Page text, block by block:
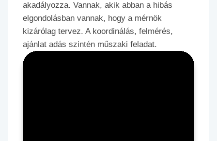
akadályozza. Vannak, akik abban a hibás
elgondolásban vannak, hogy a mérnök
kizárólag tervez. A koordinálás, felmérés,
ajánlat adás szintén műszaki feladat.